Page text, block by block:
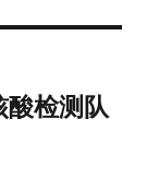
检测队